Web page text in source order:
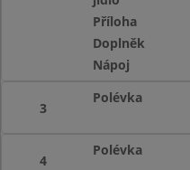
Příloha
Doplněk
Nápoj
3
Polévka
4
Polévka